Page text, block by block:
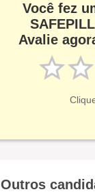
Você fez
Avalie
Outros